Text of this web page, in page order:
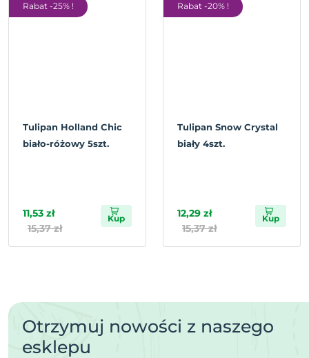
Rabat -25% !
Tulipan Holland Chic
biało-różowy 5szt.
11,53 zł
15,37 zł
Kup
Rabat -20% !
Tulipan Snow Crystal
biały 4szt.
12,29 zł
15,37 zł
Kup
Otrzymuj nowości z naszego
esklepu